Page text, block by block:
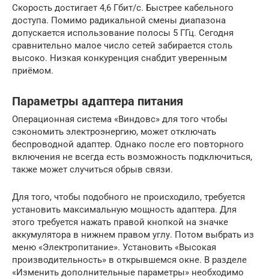
Скорость достигает 4,6 Гбит/с. Быстрее кабельного
доступа. Помимо радикальной смены диапазона
допускается использование полосы 5 ГГц. Сегодня
сравнительно малое число сетей забирается столь
высоко. Низкая конкуренция снабдит уверенным
приёмом.
Параметры адаптера питания
Операционная система «Виндовс» для того чтобы
сэкономить электроэнергию, может отключать
беспроводной адаптер. Однако после его повторного
включения не всегда есть возможность подключиться,
также может случиться обрыв связи.
Для того, чтобы подобного не происходило, требуется
установить максимальную мощность адаптера. Для
этого требуется нажать правой кнопкой на значке
аккумулятора в нижнем правом углу. Потом выбрать из
меню «Электропитание». Установить «Высокая
производительность» в открывшемся окне. В разделе
«Изменить дополнительные параметры» необходимо